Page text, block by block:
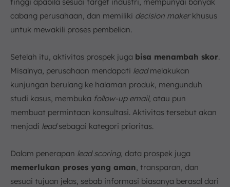
cabang perusahaan, dan memiliki decision makerkhusus
untuk mewakili proses pembelian.
Setelah itu, aktivitas prospek juga bisa menambah skor.
Misalnya, perusahaan mendapati leadmelakukan
kunjungan berulang ke halaman produk, mengunduh
studi kasus, membuka follow-up email, atau pun
membuat permintaan konsultasi. Aktivitas tersebut akan
menjadi leadsebagai kategori prioritas.
Dalam penerapan lead scoring, data prospek juga
memerlukan proses yang aman, transparan, dan
sesuai tujuan jelas, sebab informasi biasanya berasal dari